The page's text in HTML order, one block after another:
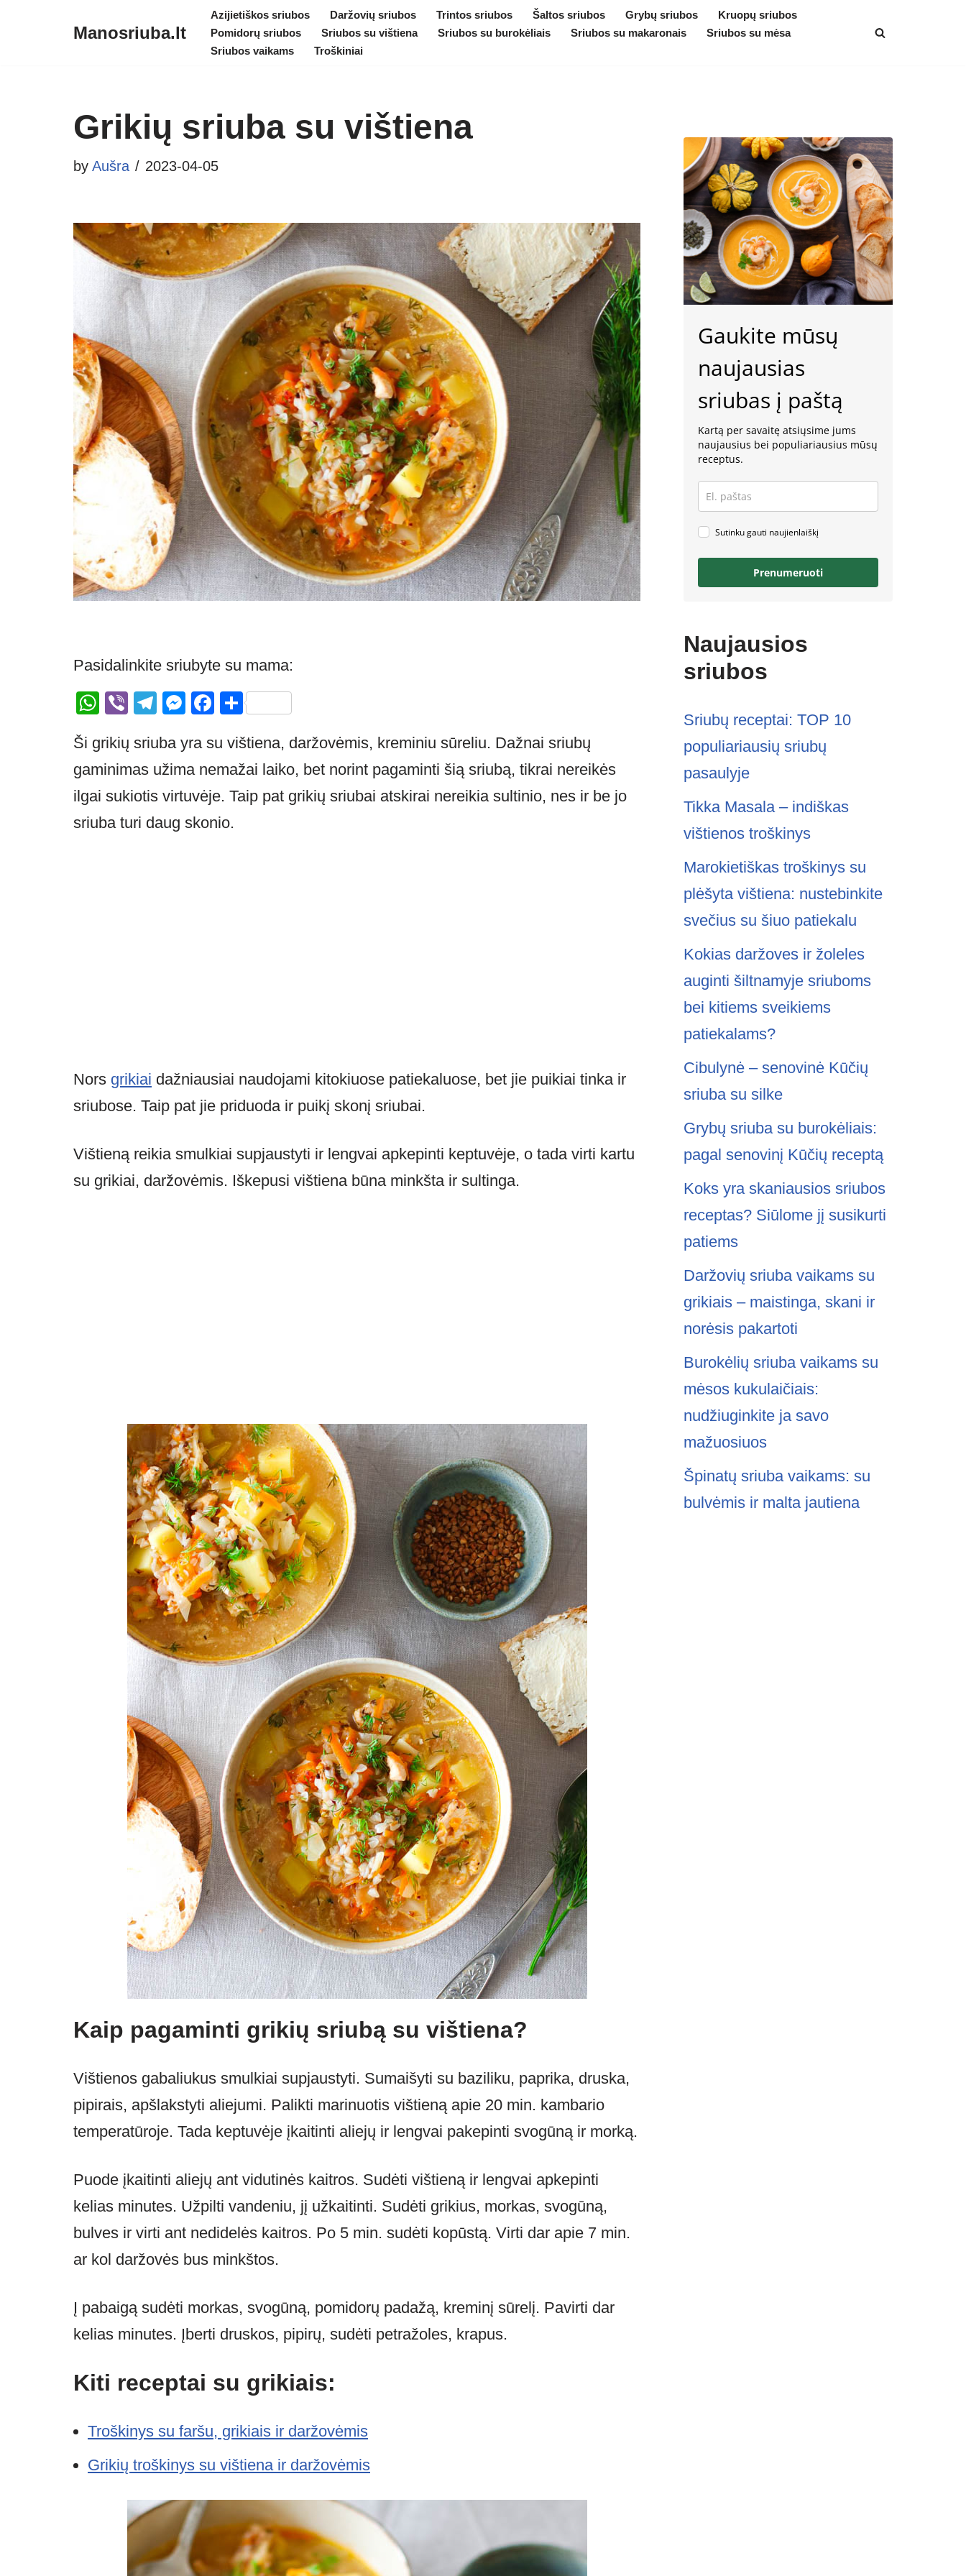
Manosriuba.lt
Azijietiškos sriubos Daržovių sriubos Trintos sriubos Šaltos sriubos Grybų sriubos
Kruopų sriubos
Pomidorų sriubos
Sriubos su vištiena Sriubos su burokėliais Sriubos su makaronais
Sriubos su mėsa
Sriubos vaikams
Troškiniai
Grikių sriuba su vištiena
by Aušra 2023-04-05
Pasidalinkite sriubyte su mama:
W
at
s
A
p
Vi
er
T
e
gr
a
m
M
ss
e
n
g
F
c
e
b
o
S
ar
e
Ši grikių sriuba yra su vištiena, daržovėmis, kreminiu sūreliu. Dažnai sriubų
gaminimas užima nemažai laiko, bet norint pagaminti šią sriubą, tikrai nereikės
ilgai sukiotis virtuvėje. Taip pat grikių sriubai atskirai nereikia sultinio, nes ir be jo
sriuba turi daug skonio.
Nors grikiai dažniausiai naudojami kitokiuose patiekaluose, bet jie puikiai tinka ir
sriubose. Taip pat jie priduoda ir puikį skonį sriubai.
Vištieną reikia smulkiai supjaustyti ir lengvai apkepinti keptuvėje, o tada virti kartu
su grikiai, daržovėmis. Iškepusi vištiena būna minkšta ir sultinga.
Kaip pagaminti grikių sriubą su vištiena?
Vištienos gabaliukus smulkiai supjaustyti. Sumaišyti su baziliku, paprika, druska,
pipirais, apšlakstyti aliejumi. Palikti marinuotis vištieną apie 20 min. kambario
temperatūroje. Tada keptuvėje įkaitinti aliejų ir lengvai pakepinti svogūną ir morką.
Puode įkaitinti aliejų ant vidutinės kaitros. Sudėti vištieną ir lengvai apkepinti
kelias minutes. Užpilti vandeniu, jį užkaitinti. Sudėti grikius, morkas, svogūną,
bulves ir virti ant nedidelės kaitros. Po 5 min. sudėti kopūstą. Virti dar apie 7 min.
ar kol daržovės bus minkštos.
Į pabaigą sudėti morkas, svogūną, pomidorų padažą, kreminį sūrelį. Pavirti dar
kelias minutes. Įberti druskos, pipirų, sudėti petražoles, krapus.
Kiti receptai su grikiais:
Troškinys su faršu, grikiais ir daržovėmis
Grikių troškinys su vištiena ir daržovėmis
Gaukite mūsų
naujausias
sriubas į paštą
Kartą per savaitę atsiųsime jums
naujausius bei populiariausius mūsų
receptus.
Sutinku gauti naujienlaiškį
Prenumeruoti
Naujausios
sriubos
Sriubų receptai: TOP 10
populiariausių sriubų
pasaulyje
Tikka Masala – indiškas
vištienos troškinys
Marokietiškas troškinys su
plėšyta vištiena: nustebinkite
svečius su šiuo patiekalu
Kokias daržoves ir žoleles
auginti šiltnamyje sriuboms
bei kitiems sveikiems
patiekalams?
Cibulynė – senovinė Kūčių
sriuba su silke
Grybų sriuba su burokėliais:
pagal senovinį Kūčių receptą
Koks yra skaniausios sriubos
receptas? Siūlome jį susikurti
patiems
Daržovių sriuba vaikams su
grikiais – maistinga, skani ir
norėsis pakartoti
Burokėlių sriuba vaikams su
mėsos kukulaičiais:
nudžiuginkite ja savo
mažuosiuos
Špinatų sriuba vaikams: su
bulvėmis ir malta jautiena